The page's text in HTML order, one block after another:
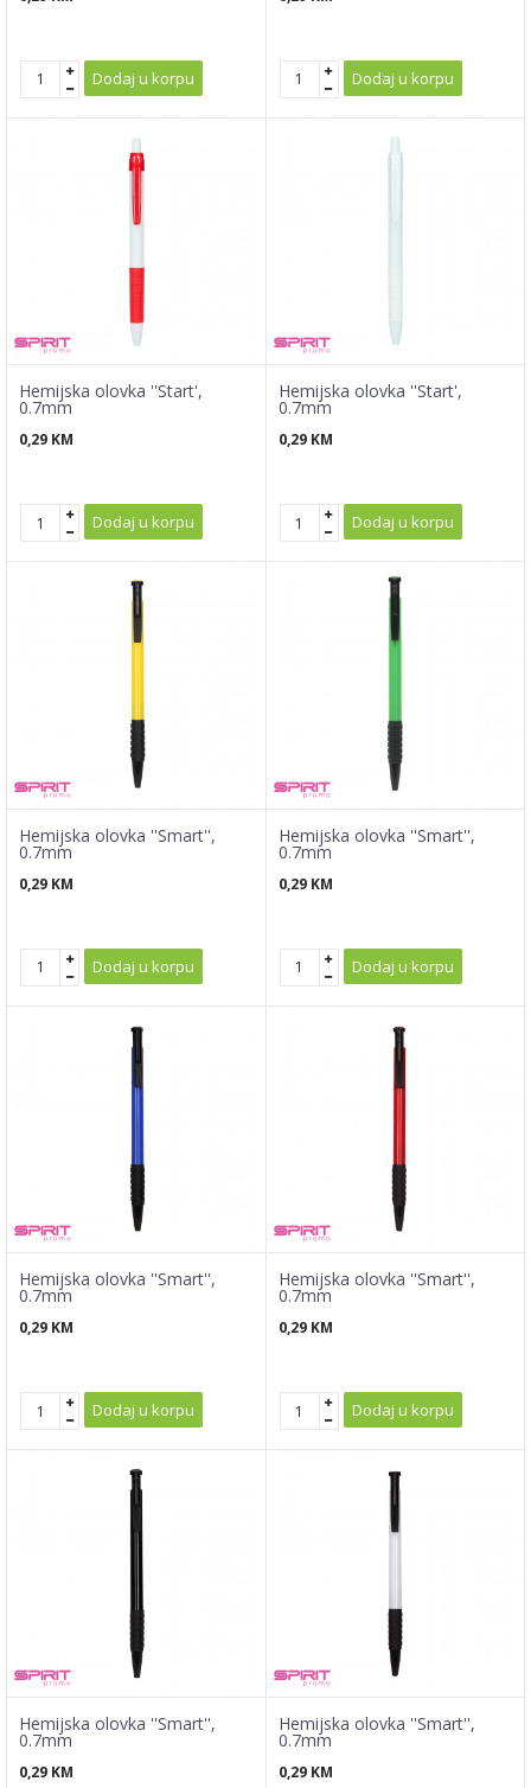
Dodaj u korpu Dodaj u korpu
Hemijska olovka ''Start',
0.7mm
0,29 KM
Dodaj u korpu
Hemijska olovka ''Start',
0.7mm
0,29 KM
Dodaj u korpu
Hemijska olovka ''Smart'',
0.7mm
0,29 KM
Dodaj u korpu
Hemijska olovka ''Smart'',
0.7mm
0,29 KM
Dodaj u korpu
Hemijska olovka ''Smart'',
0.7mm
0,29 KM
Dodaj u korpu
Hemijska olovka ''Smart'',
0.7mm
0,29 KM
Dodaj u korpu
Hemijska olovka ''Smart'',
0.7mm
0,29 KM
Hemijska olovka ''Smart'',
0.7mm
0,29 KM